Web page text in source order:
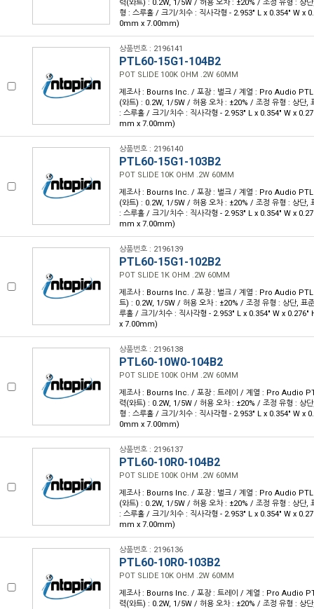
력(와트) : 0.2W, 1/5W / 허용 오차 : ±20% / 조정 유형 : 상
형 : 스루홀 / 크기/치수 : 직사각형 - 2.953" L x 0.354" W x
0mm x 7.00mm)
상품번호 : 2196141
PTL60-15G1-104B2
POT SLIDE 100K OHM .2W 60MM
제조사 : Bourns Inc. / 포장 : 벌크 / 계열 : Pro Audio
(와트) : 0.2W, 1/5W / 허용 오차 : ±20% / 조정 유형 : 상단,
: 스루홀 / 크기/치수 : 직사각형 - 2.953" L x 0.354" W x
mm x 7.00mm)
상품번호 : 2196140
PTL60-15G1-103B2
POT SLIDE 10K OHM .2W 60MM
제조사 : Bourns Inc. / 포장 : 벌크 / 계열 : Pro Audio
(와트) : 0.2W, 1/5W / 허용 오차 : ±20% / 조정 유형 : 상단,
: 스루홀 / 크기/치수 : 직사각형 - 2.953" L x 0.354" W x
mm x 7.00mm)
상품번호 : 2196139
PTL60-15G1-102B2
POT SLIDE 1K OHM .2W 60MM
제조사 : Bourns Inc. / 포장 : 벌크 / 계열 : Pro Audio
트) : 0.2W, 1/5W / 허용 오차 : ±20% / 조정 유형 : 상단, 표
루홀 / 크기/치수 : 직사각형 - 2.953" L x 0.354" W x
x 7.00mm)
상품번호 : 2196138
PTL60-10W0-104B2
POT SLIDE 100K OHM .2W 60MM
제조사 : Bourns Inc. / 포장 : 트레이 / 계열 : Pro Audio
력(와트) : 0.2W, 1/5W / 허용 오차 : ±20% / 조정 유형 : 상
형 : 스루홀 / 크기/치수 : 직사각형 - 2.953" L x 0.354" W x
0mm x 7.00mm)
상품번호 : 2196137
PTL60-10R0-104B2
POT SLIDE 100K OHM .2W 60MM
제조사 : Bourns Inc. / 포장 : 벌크 / 계열 : Pro Audio
(와트) : 0.2W, 1/5W / 허용 오차 : ±20% / 조정 유형 : 상단,
: 스루홀 / 크기/치수 : 직사각형 - 2.953" L x 0.354" W x
mm x 7.00mm)
상품번호 : 2196136
PTL60-10R0-103B2
POT SLIDE 10K OHM .2W 60MM
제조사 : Bourns Inc. / 포장 : 트레이 / 계열 : Pro Audio
력(와트) : 0.2W, 1/5W / 허용 오차 : ±20% / 조정 유형 : 상